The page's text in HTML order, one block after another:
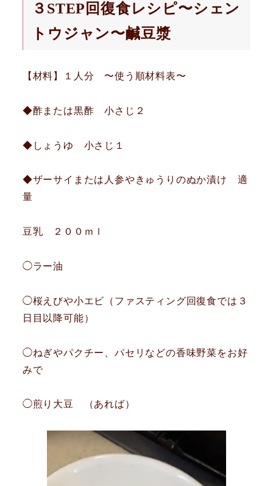
３STEP回復食レシピ〜シェン
トウジャン〜鹹豆漿
【材料】１人分 〜使う順材料表〜
◆酢または黒酢 小さじ２
◆しょうゆ 小さじ１
◆ザーサイまたは人参やきゅうりのぬか漬け 適
量
豆乳 ２００ｍｌ
◯ラー油
◯桜えびや小エビ（ファスティング回復食では３
日目以降可能）
◯ねぎやパクチー、パセリなどの香味野菜をお好
みで
◯煎り大豆 （あれば）